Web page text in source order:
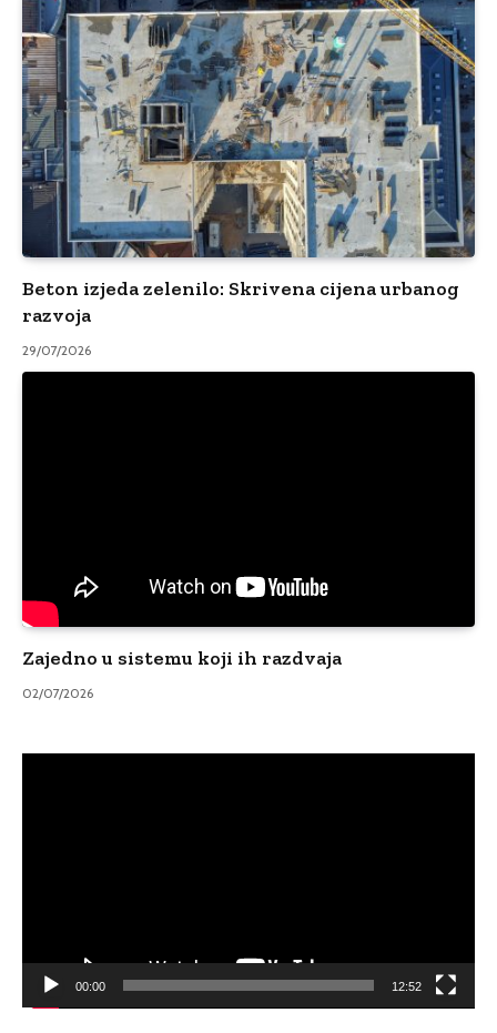
Beton izjeda zelenilo: Skrivena cijena urbanog
razvoja
29/07/2026
Zajedno u sistemu koji ih razdvaja
02/07/2026
00:00 12:52